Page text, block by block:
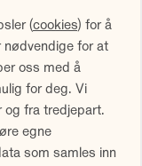
ikke er noen
avkastning vil
forvalters
forvaltning.
kurstap.
Tallene er
(cookies) for å
nødvendige for at
oss med å
for deg. Vi
og fra tredjepart.
egne
som samles inn